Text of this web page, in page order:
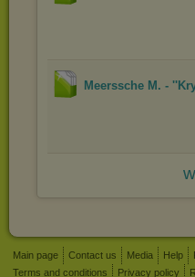
Meerssche M. -
Main page Contact us Media Help
Terms and conditions
Privacy policy